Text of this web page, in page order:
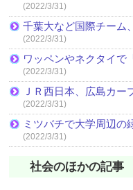
(2022/3/31)
千葉大など国際チーム
(2022/3/31)
ワッペンやネクタイで
(2022/3/31)
ＪＲ西日本、広島カー
(2022/3/31)
ミツバチで大学周辺の
(2022/3/31)
社会のほかの記事